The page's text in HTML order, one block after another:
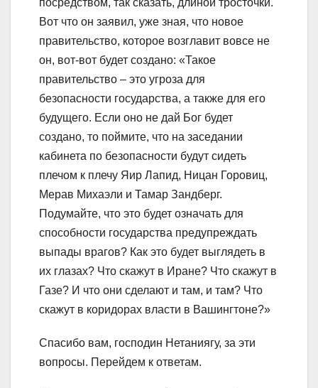
Вот что он заявил, уже зная, что новое
правительство, которое возглавит вовсе не
он, вот-вот будет создано: «Такое
правительство – это угроза для
безопасности государства, а также для его
будущего. Если оно не дай Бог будет
создано, то поймите, что на заседании
кабинета по безопасности будут сидеть
плечом к плечу Яир Лапид, Ницан Горовиц,
Мерав Михаэли и Тамар Зандберг.
Подумайте, что это будет означать для
способности государства предупреждать
выпады врагов? Как это будет выглядеть в
их глазах? Что скажут в Иране? Что скажут в
Газе? И что они сделают и там, и там? Что
скажут в коридорах власти в Вашингтоне?»
Спасибо вам, господин Нетаниягу, за эти
вопросы. Перейдем к ответам.